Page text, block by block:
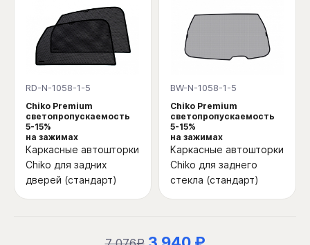
RD-N-1058-1-5
Chiko Premium
светопропускаемость
5-15%
на зажимах
Каркасные автошторки
Chiko для задних
дверей (стандарт)
BW-N-1058-1-5
Chiko Premium
светопропускаемость
5-15%
на зажимах
Каркасные автошторки
Chiko для заднего
стекла (стандарт)